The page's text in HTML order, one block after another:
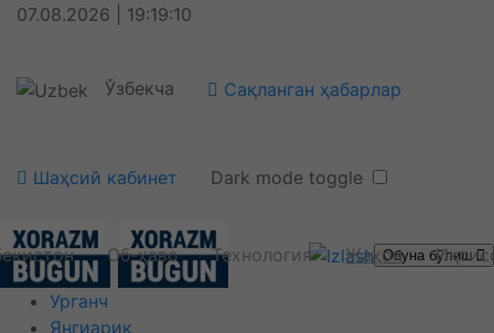
07.08.2026 | 19:19:11
Ўзбекча Сақланган ҳабарлар
Шаҳсий кабинет Dark mode toggle
Об-ҳаво Технология ЖаҳонОбуна бўлиш
Урганч
Янгиариқ